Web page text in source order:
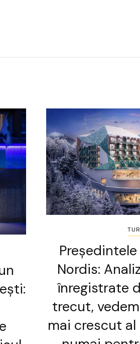
Nordis:
înregistrate
trecut,
mai crescut